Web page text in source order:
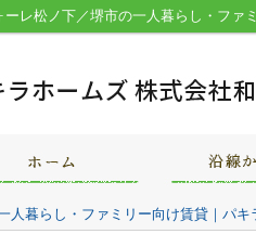
ーレ松ノ下／堺市の一人暮らし・フ
人暮らし・ファミリー向け賃貸｜パ